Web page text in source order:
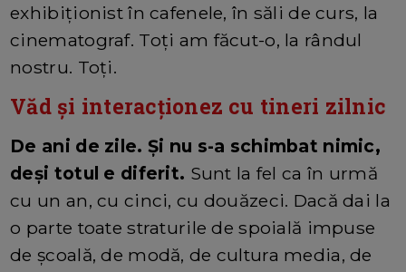
exhibiționist în cafenele, în săli de curs, la
cinematograf. Toți am făcut-o, la rândul
nostru. Toți.
Văd și interacționez cu tineri zilnic
De ani de zile. Și nu s-a schimbat nimic,
deși totul e diferit. Sunt la fel ca în urmă
cu un an, cu cinci, cu douăzeci. Dacă dai la
o parte toate straturile de spoială impuse
de școală, de modă, de cultura media, de